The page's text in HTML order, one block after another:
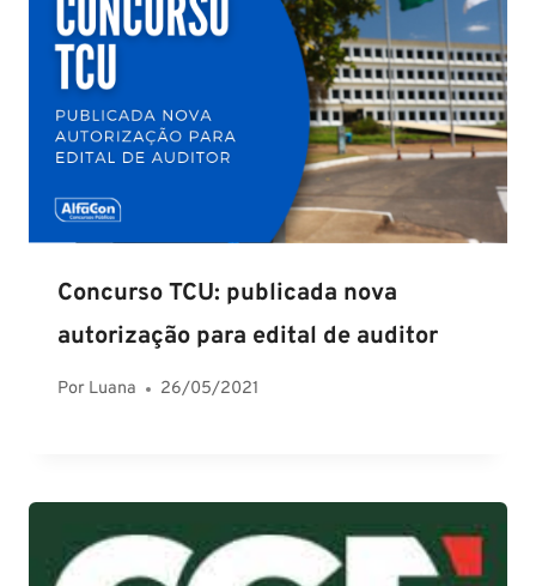
Concurso TCU: publicada nova
autorização para edital de auditor
Por Luana 26/05/2021